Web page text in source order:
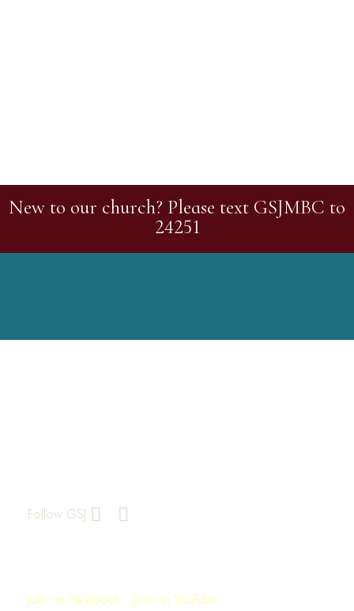
New to our church? Please text GSJMBC to
24251
Follow GSJ:
Join on Facebook
Join on YouTube